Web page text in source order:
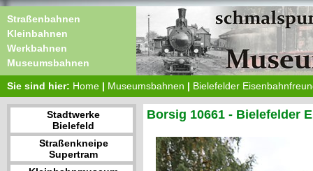
Straßenbahnen
Kleinbahnen
Werkbahnen
Museumsbahnen
Sie sind hier: Home | Museumsbahnen | Bielefelder
Stadtwerke
Bielefeld
Straßenkneipe
Supertram
Borsig 10661 - Bielefelder